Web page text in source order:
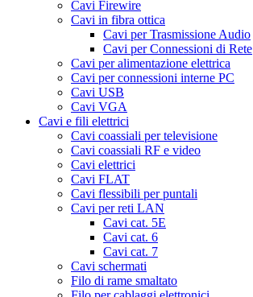
Cavi Firewire
Cavi in fibra ottica
Cavi per Trasmissione Audio
Cavi per Connessioni di Rete
Cavi per alimentazione elettrica
Cavi per connessioni interne PC
Cavi USB
Cavi VGA
Cavi e fili elettrici
Cavi coassiali per televisione
Cavi coassiali RF e video
Cavi elettrici
Cavi FLAT
Cavi flessibili per puntali
Cavi per reti LAN
Cavi cat. 5E
Cavi cat. 6
Cavi cat. 7
Cavi schermati
Filo di rame smaltato